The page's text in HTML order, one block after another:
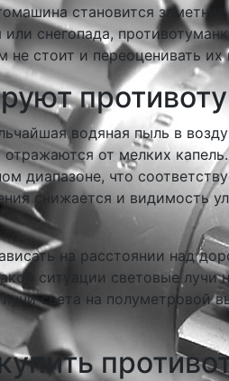
становится
снегопада,
не стоит и переоценивать
водяная пыль в
отражаются от мелких
диапазоне, что
снижается и видимость
на расстоянии над
ситуации световые
света на полуметровой